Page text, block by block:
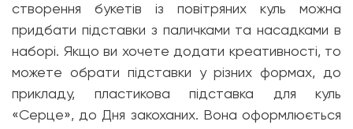
створення букетів із повітряних куль можна
придбати підставки з паличками та насадками в
наборі. Якщо ви хочете додати креативності, то
можете обрати підставки у різних формах, до
прикладу, пластикова підставка для куль
«Серце», до Дня закоханих. Вона оформлюється